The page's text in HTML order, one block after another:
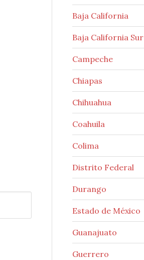
Baja California
Baja California Sur
Campeche
Chiapas
Chihuahua
Coahuila
Colima
Distrito Federal
Durango
Estado de México
Guanajuato
Guerrero